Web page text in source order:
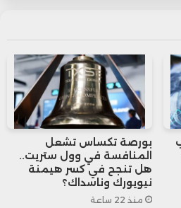
إحصاءات العمل
المستهلكين
أسعار الغذاء والطاقة
المتقلبة، ارتفع بنسبة 3% خلال أكتوبر، وهو
كانت تشير إلى ارتفاع
ما أعطى بعض الدعم لأسعار
بورصة تكساس تشعل
المنافسة في وول ستريت..
هل تنجح في كسر هيمنة
نيويورك وناسداك؟
منذ 22 ساعة